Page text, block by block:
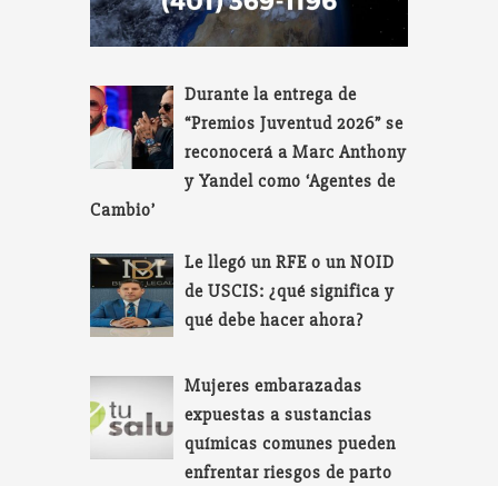
Durante la entrega de
“Premios Juventud 2026” se
reconocerá a Marc Anthony
y Yandel como ‘Agentes de
Cambio’
Le llegó un RFE o un NOID
de USCIS: ¿qué significa y
qué debe hacer ahora?
Mujeres embarazadas
expuestas a sustancias
químicas comunes pueden
enfrentar riesgos de parto